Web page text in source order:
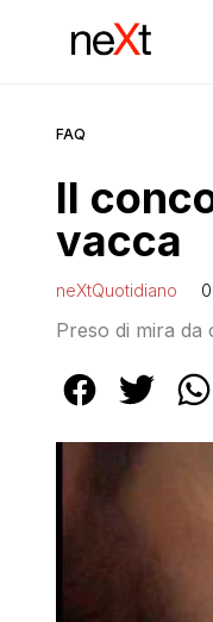
FAQ
Il
vacca
neXtQuotidiano
Preso di mira da